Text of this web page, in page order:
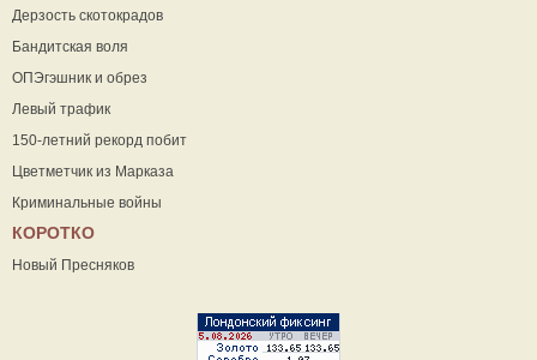
Дерзость скотокрадов
Бандитская воля
ОПЭгэшник и обрез
Левый трафик
150-летний рекорд побит
Цветметчик из Марказа
Криминальные войны
КОРОТКО
Новый Пресняков